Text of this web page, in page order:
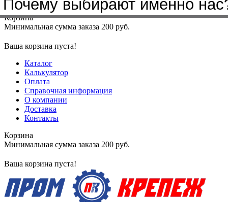
Меню+7(4912)50-37-50sbit@krep62.ru
Корзина
Минимальная сумма заказа 200 руб.
Ваша корзина пуста!
Каталог
Калькулятор
Оплата
Справочная информация
О компании
Доставка
Контакты
Корзина
Минимальная сумма заказа 200 руб.
Ваша корзина пуста!
Почему выбирают именно